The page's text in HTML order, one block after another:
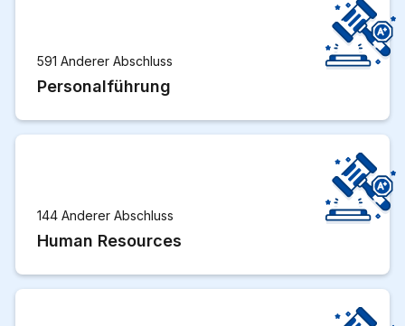
591 Anderer Abschluss
Personalführung
144 Anderer Abschluss
Human Resources